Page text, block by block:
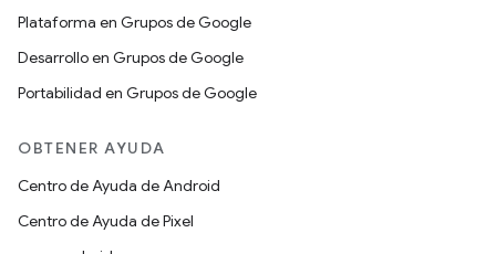
Plataforma en Grupos de Google
Desarrollo en Grupos de Google
Portabilidad en Grupos de Google
OBTENER AYUDA
Centro de Ayuda de Android
Centro de Ayuda de Pixel